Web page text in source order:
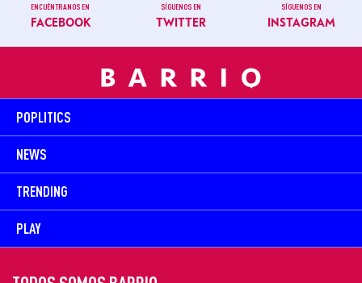
ENCUÉNTRANOS EN
FACEBOOK
SÍGUENOS EN
TWITTER
SÍGUENOS EN
INSTAGRAM
POPLITICS
NEWS
TRENDING
PLAY